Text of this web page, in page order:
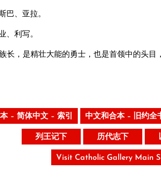
、亚拉。
利写。
长，是精壮大能的勇士，也是首领中的头
– 简体中文 – 索引 中文和合本 – 旧约全
列王记下 历代志下
Visit Catholic Gallery Main